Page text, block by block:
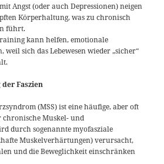
Angst (oder auch Depressionen) neigen
Körperhaltung, was zu chronisch
führt.
kann helfen, emotionale
weil sich das Lebewesen wieder „sicher“
Faszien
(MSS) ist eine häufige, aber oft
chronische Muskel- und
durch sogenannte myofasziale
Muskelverhärtungen) verursacht,
und die Beweglichkeit einschränken